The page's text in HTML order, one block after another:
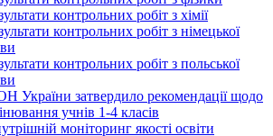
контрольних робіт з хімії
контрольних робіт з німецької
контрольних робіт з польської
України затвердило рекомендації щодо
учнів 1-4 класів
моніторинг якості освіти